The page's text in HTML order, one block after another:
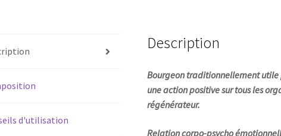
d'utilisation
Description
Bourgeon traditionnellement utile
une action positive sur tous les
régénérateur.
Relation corpo-psycho